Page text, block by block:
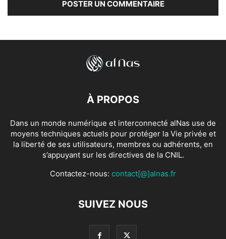
À PROPOS
Dans un monde numérique et interconnecté alNas use de
moyens techniques actuels pour protéger la Vie privée et
la liberté de ses utilisateurs, membres ou adhérents, en
s’appuyant sur les directives de la CNIL.
Contactez-nous: contact[@]alnas.fr
SUIVEZ NOUS